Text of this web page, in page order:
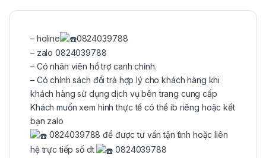
– holine
0824039788
– zalo 0824039788
– Có nhân viên hổ trợ canh chỉnh.
– Có chính sách đổi trả hợp lý cho khách hàng khi
khách hàng sử dụng dịch vụ bên trang cung cấp
Khách muốn xem hình thực tế có thể ib riêng hoặc kết
bạn zalo
0824039788 để được tư vấn tận tình hoặc liên
hệ trực tiếp số dt
0824039788